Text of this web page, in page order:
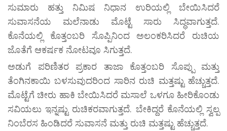
ಸುಮಾರು ಹತ್ತು ನಿಮಿಷ ನಿಧಾನ ಉರಿಯಲ್ಲಿ ಬೇಯಿಸಿದರೆ
ಸುವಾಸನೆಯ ಮಲೆನಾಡು ಮೊಟ್ಟೆ ಸಾರು ಸಿದ್ಧವಾಗುತ್ತದೆ.
ಕೊನೆಯಲ್ಲಿ ಕೊತ್ತಂಬರಿ ಸೊಪ್ಪಿನಿಂದ ಅಲಂಕರಿಸಿದರೆ ರುಚಿಯ
ಜೊತೆಗೆ ಆಕರ್ಷಕ ನೋಟವೂ ಸಿಗುತ್ತದೆ.
ಅಡುಗೆ ಪರಿಣಿತರ ಪ್ರಕಾರ ತಾಜಾ ಕೊತ್ತಂಬರಿ ಸೊಪ್ಪು ಮತ್ತು
ತೆಂಗಿನಕಾಯಿ ಬಳಸುವುದರಿಂದ ಸಾರಿನ ರುಚಿ ಮತ್ತಷ್ಟು ಹೆಚ್ಚುತ್ತದೆ.
ಮೊಟ್ಟೆಗೆ ಚೀರು ಹಾಕಿ ಬೇಯಿಸಿದರೆ ಮಸಾಲೆ ಒಳಗೂ ಹೀರಿಕೊಂಡು
ಸವಿಯಲು ಇನ್ನಷ್ಟು ರುಚಿಕರವಾಗುತ್ತದೆ. ಬೇಕಿದ್ದರೆ ಕೊನೆಯಲ್ಲಿ ಸ್ವಲ್ಪ
ನಿಂಬೆರಸ ಹಿಂಡಿದರೆ ಸುವಾಸನೆ ಮತ್ತು ರುಚಿ ಮತ್ತಷ್ಟು ಹೆಚ್ಚುತ್ತದೆ.